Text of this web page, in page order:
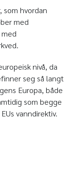
som hvordan
med
nivå, da
seg så langt
Europa, både
som begge
vanndirektiv.